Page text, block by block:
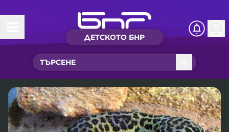
ДЕТСКОТО БНР
Начало
Какво ново?
Рубрики с вълшебства
Детско радио